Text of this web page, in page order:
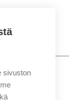
sivuston